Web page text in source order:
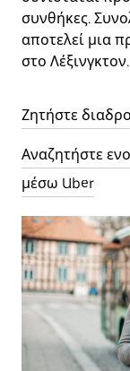
συνθήκες.
αποτελεί μια
στο Λέξινγκτον.
Ζητήστε
Αναζητήστε
μέσω Uber